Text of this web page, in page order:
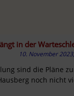
in der
10. November
sind die Pläne
noch nicht